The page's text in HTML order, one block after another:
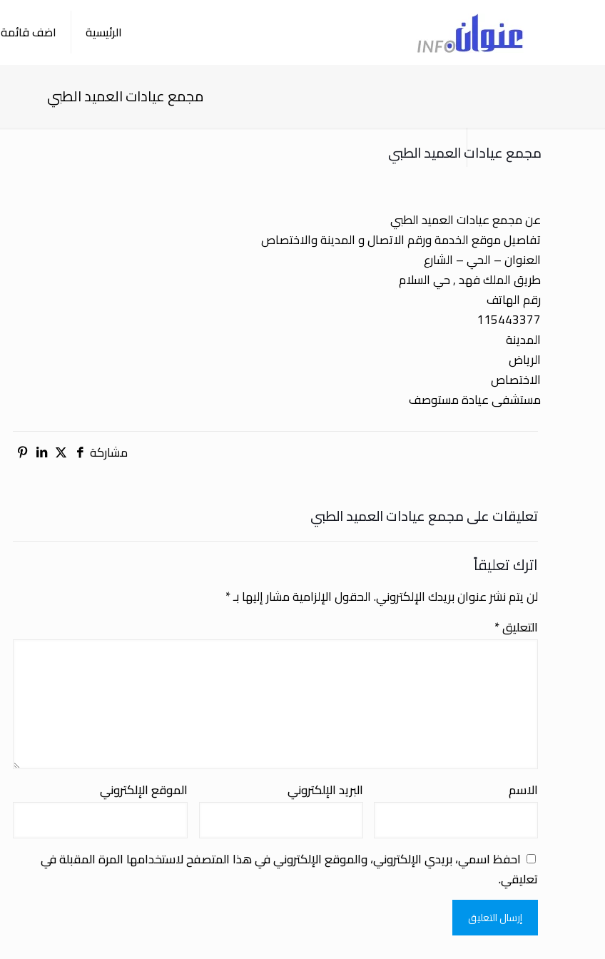
الرئيسية اضف قائمة
مجمع عيادات العميد الطبي
مجمع عيادات العميد الطبي
عن مجمع عيادات العميد الطبي
تفاصيل موقع الخدمة ورقم الاتصال و المدينة والاختصاص
العنوان – الحي – الشارع
طريق الملك فهد , حي السلام
رقم الهاتف
115443377
المدينة
الرياض
الاختصاص
مستشفى عيادة مستوصف
مشاركة
تعليقات على مجمع عيادات العميد الطبي
اترك تعليقاً
لن يتم نشر عنوان بريدك الإلكتروني.الحقول الإلزامية مشار إليها بـ*
التعليق*
الاسم البريد الإلكتروني الموقع الإلكتروني
احفظ اسمي، بريدي الإلكتروني، والموقع الإلكتروني في هذا المتصفح لاستخدامها المرة المقبلة في
تعليقي.